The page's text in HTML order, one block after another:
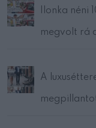
Ilonka néni
megvolt rá
A